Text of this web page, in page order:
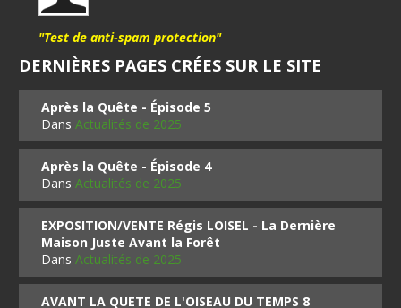
"Test de anti-spam protection"
DERNIÈRES PAGES CRÉES SUR LE SITE
Après la Quête - Épisode 5
DansActualités de 2025
Après la Quête - Épisode 4
DansActualités de 2025
EXPOSITION/VENTE Régis LOISEL - La Dernière
Maison Juste Avant la Forêt
DansActualités de 2025
AVANT LA QUETE DE L'OISEAU DU TEMPS 8